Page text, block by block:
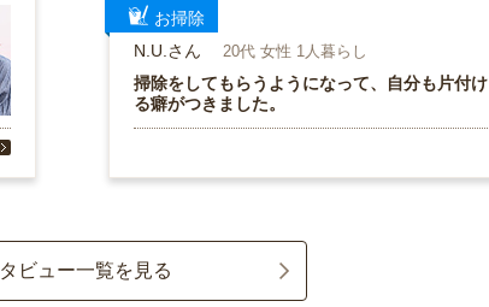
お掃除
N.U.さん
20代 女性 1人暮らし
掃除をしてもらうようになって、自分も片付け
る癖がつきました。
ビュー一覧を見る